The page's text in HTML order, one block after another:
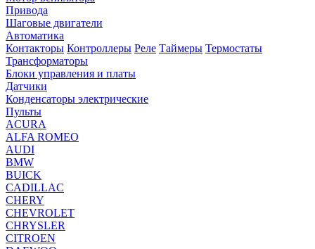
Привода
Шаговые двигатели
Автоматика
Контакторы Контроллеры Реле Таймеры Термостаты
Трансформаторы
Блоки управления и платы
Датчики
Конденсаторы электрические
Пульты
ACURA
ALFA ROMEO
AUDI
BMW
BUICK
CADILLAC
CHERY
CHEVROLET
CHRYSLER
CITROEN